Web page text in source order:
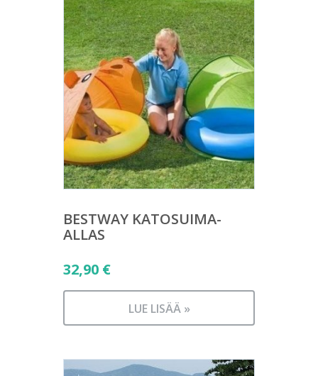
BESTWAY KATOSUIMA-
ALLAS
32,90 €
LUE LISÄÄ »